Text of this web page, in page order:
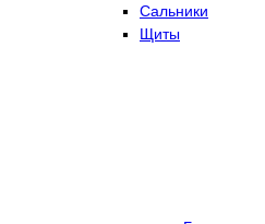
Сальники
Щиты